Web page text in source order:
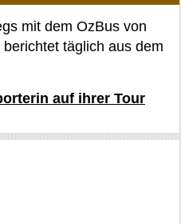
mit dem OzBus von
täglich aus dem
auf ihrer Tour